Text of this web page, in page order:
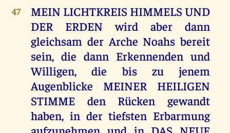
47
MEIN LICHTKREIS HIMMELS UND
DER ERDEN wird aber dann
gleichsam der Arche Noahs bereit
sein, die dann Erkennenden und
Willigen, die bis zu jenem
Augenblicke MEINER HEILIGEN
STIMME den Rücken gewandt
haben, in der tiefsten Erbarmung